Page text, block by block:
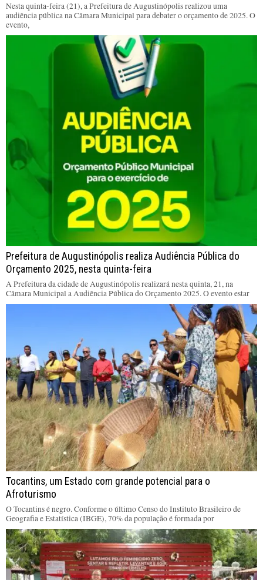
Nesta quinta-feira (21), a Prefeitura de Augustinópolis realizou uma
audiência pública na Câmara Municipal para debater o orçamento de 2025. O
evento,
Prefeitura de Augustinópolis realiza Audiência Pública do
Orçamento 2025, nesta quinta-feira
A Prefeitura da cidade de Augustinópolis realizará nesta quinta, 21, na
Câmara Municipal a Audiência Pública do Orçamento 2025. O evento estar
Tocantins, um Estado com grande potencial para o
Afroturismo
O Tocantins é negro. Conforme o último Censo do Instituto Brasileiro de
Geografia e Estatística (IBGE), 70% da população é formada por